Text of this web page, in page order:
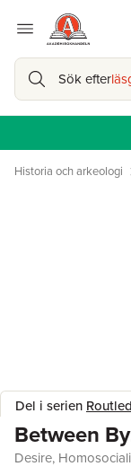
Sök efter
Historia och arkeologi
Del i serien
Between
Desire,